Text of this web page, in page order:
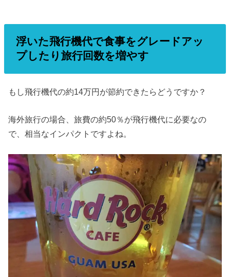
浮いた飛行機代で食事をグレードアッ
プしたり旅行回数を増やす
もし飛行機代の約14万円が節約できたらどうですか？
海外旅行の場合、旅費の約50％が飛行機代に必要なの
で、相当なインパクトですよね。